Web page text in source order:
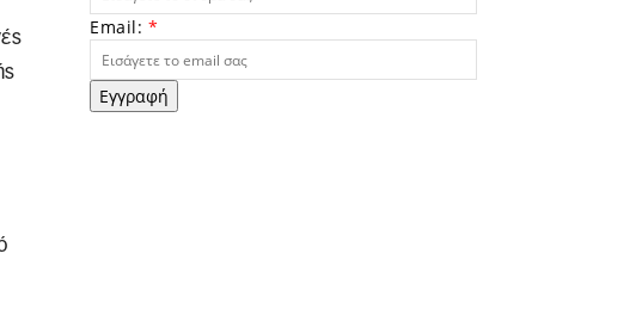
Email: *
Εγγραφή